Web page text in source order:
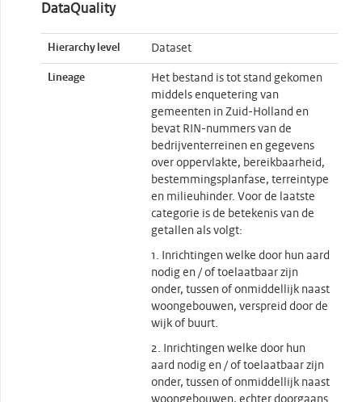
DataQuality
Hierarchy level Dataset
Lineage
Het bestand is tot stand gekomen
middels enquetering van
gemeenten in Zuid-Holland en
bevat RIN-nummers van de
bedrijventerreinen en gegevens
over oppervlakte, bereikbaarheid,
bestemmingsplanfase, terreintype
en milieuhinder. Voor de laatste
categorie is de betekenis van de
getallen als volgt:
1. Inrichtingen welke door hun aard
nodig en / of toelaatbaar zijn
onder, tussen of onmiddellijk naast
woongebouwen, verspreid door de
wijk of buurt.
2. Inrichtingen welke door hun
aard nodig en / of toelaatbaar zijn
onder, tussen of onmiddellijk naast
woongebouwen, echter doorgaans